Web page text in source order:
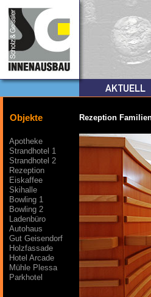
Objekte
Apotheke
Strandhotel 1
Strandhotel 2
Rezeption
Eiskaffee
Skihalle
Bowling 1
Bowling 2
Ladenbüro
Autohaus
Gut Geisendorf
Holzfassade
Hotel Arcade
Mühle Plessa
Parkhotel
Rezeption